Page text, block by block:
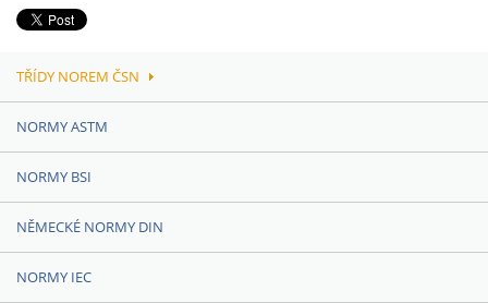
TŘÍDY NOREM ČSN
NORMY ASTM
NORMY BSI
NĚMECKÉ NORMY DIN
NORMY IEC